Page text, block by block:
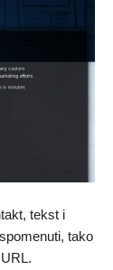
tekst i
tako